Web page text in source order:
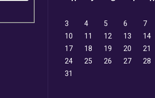
3
4 5 6 7
10
11 12 13 14
17
18 19 20 21
24
25 26 27 28
31